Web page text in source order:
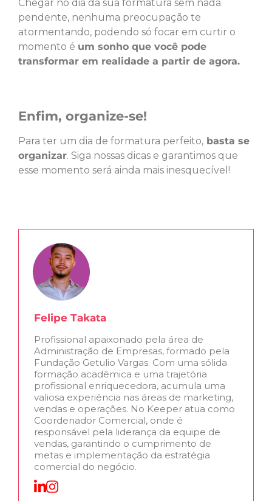
Chegar no dia da sua formatura sem nada
pendente, nenhuma preocupação te
atormentando, podendo só focar em curtir o
momento é um sonho que você pode
transformar em realidade a partir de agora.
Enfim, organize-se!
Para ter um dia de formatura perfeito, basta se
organizar. Siga nossas dicas e garantimos que
esse momento será ainda mais inesquecível!
Felipe Takata
Profissional apaixonado pela área de
Administração de Empresas, formado pela
Fundação Getulio Vargas. Com uma sólida
formação acadêmica e uma trajetória
profissional enriquecedora, acumula uma
valiosa experiência nas áreas de marketing,
vendas e operações. No Keeper atua como
Coordenador Comercial, onde é
responsável pela liderança da equipe de
vendas, garantindo o cumprimento de
metas e implementação da estratégia
comercial do negócio.